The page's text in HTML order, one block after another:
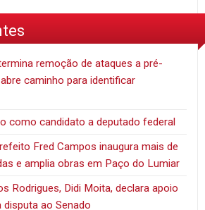
remoção de ataques a pré-
caminho para identificar
como candidato a deputado federal
Fred Campos inaugura mais de
e amplia obras em Paço do Lumiar
Rodrigues, Didi Moita, declara apoio
ao Senado